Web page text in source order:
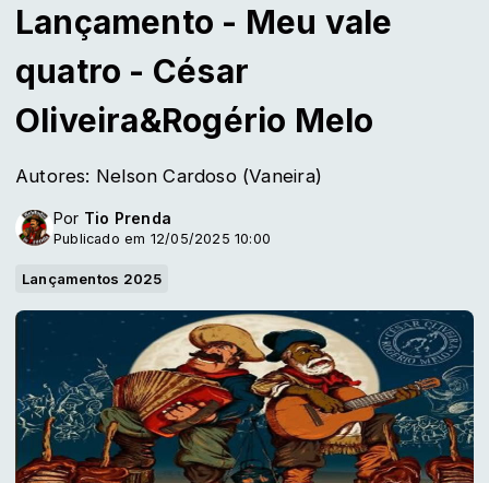
Lançamento - Meu vale
quatro - César
Oliveira&Rogério Melo
Autores: Nelson Cardoso (Vaneira)
Por Tio Prenda
Publicado em 12/05/2025 10:00
Lançamentos 2025